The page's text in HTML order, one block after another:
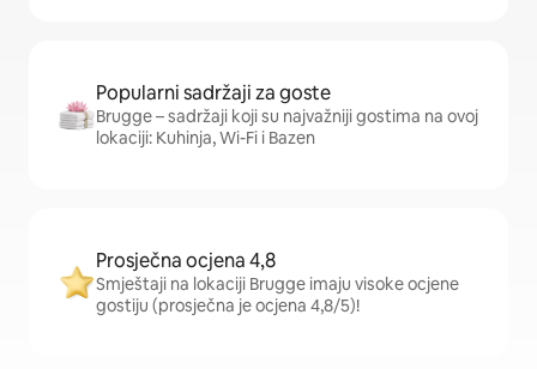
Popularni sadržaji za goste
Brugge – sadržaji koji su najvažniji gostima na ovoj
lokaciji: Kuhinja, Wi-Fi i Bazen
Prosječna ocjena 4,8
Smještaji na lokaciji Brugge imaju visoke ocjene
gostiju (prosječna je ocjena 4,8/5)!